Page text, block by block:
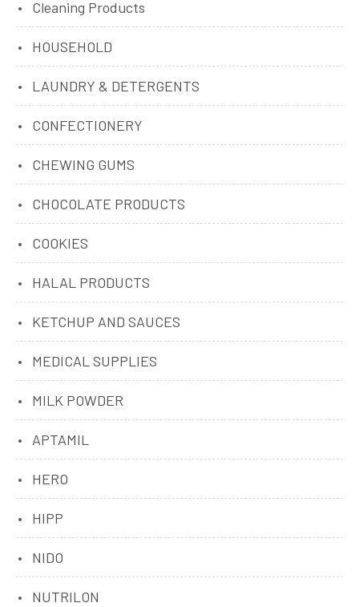
Cleaning Products
HOUSEHOLD
LAUNDRY & DETERGENTS
CONFECTIONERY
CHEWING GUMS
CHOCOLATE PRODUCTS
COOKIES
HALAL PRODUCTS
KETCHUP AND SAUCES
MEDICAL SUPPLIES
MILK POWDER
APTAMIL
HERO
HIPP
NIDO
NUTRILON